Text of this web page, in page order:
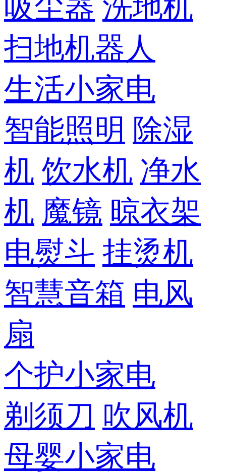
吸尘器 洗地机
扫地机器人
生活小家电
智能照明 除湿
机 饮水机 净水
机 魔镜 晾衣架
电熨斗 挂烫机
智慧音箱 电风
扇
个护小家电
剃须刀 吹风机
母婴小家电